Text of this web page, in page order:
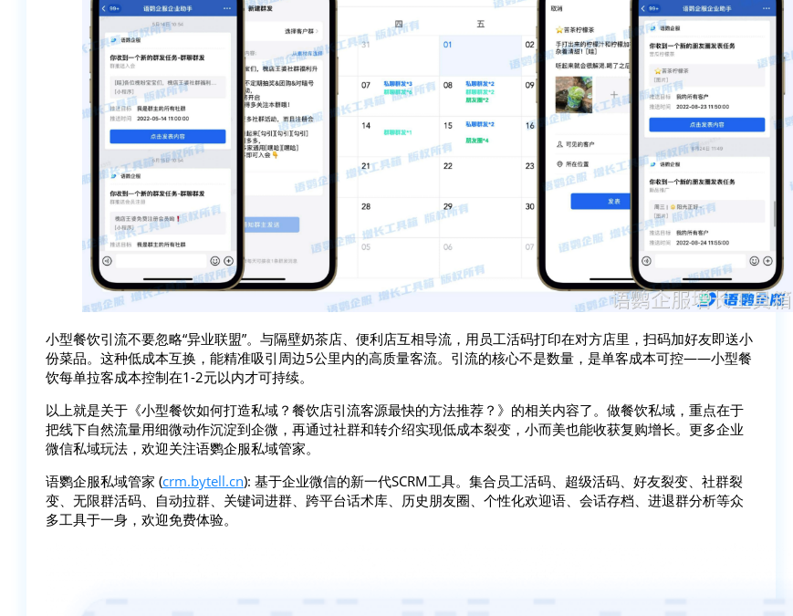
小型餐饮引流不要忽略“异业联盟”。与隔壁奶茶店、便利店互相导流，用员工活码打印在对方店里，扫码加好友即送小
份菜品。这种低成本互换，能精准吸引周边5公里内的高质量客流。引流的核心不是数量，是单客成本可控——小型餐
饮每单拉客成本控制在1-2元以内才可持续。
以上就是关于《小型餐饮如何打造私域？餐饮店引流客源最快的方法推荐？》的相关内容了。做餐饮私域，重点在于
把线下自然流量用细微动作沉淀到企微，再通过社群和转介绍实现低成本裂变，小而美也能收获复购增长。更多企业
微信私域玩法，欢迎关注语鹦企服私域管家。
语鹦企服私域管家 (crm.bytell.cn): 基于企业微信的新一代SCRM工具。集合员工活码、超级活码、好友裂变、社群裂
变、无限群活码、自动拉群、关键词进群、跨平台话术库、历史朋友圈、个性化欢迎语、会话存档、进退群分析等众
多工具于一身，欢迎免费体验。